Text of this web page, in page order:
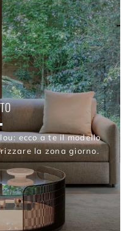
ecco a te il modello
la zona giorno.